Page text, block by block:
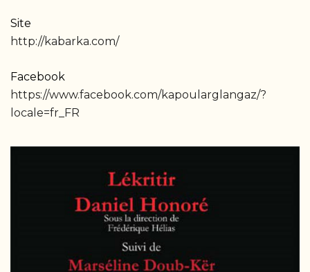
Site
http://kabarka.com/
Facebook
https://www.facebook.com/kapoularglangaz/?
locale=fr_FR